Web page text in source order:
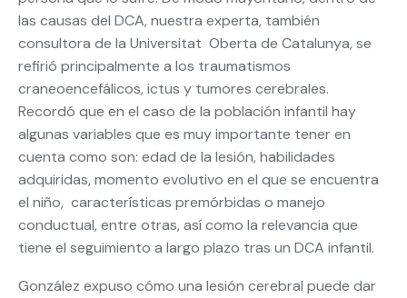
las causas del DCA, nuestra experta, también
consultora de la Universitat Oberta de Catalunya, se
refirió principalmente a los traumatismos
craneoencefálicos, ictus y tumores cerebrales.
Recordó que en el caso de la población infantil hay
algunas variables que es muy importante tener en
cuenta como son: edad de la lesión, habilidades
adquiridas, momento evolutivo en el que se encuentra
el niño, características premórbidas o manejo
conductual, entre otras, así como la relevancia que
tiene el seguimiento a largo plazo tras un DCA infantil.
González expuso cómo una lesión cerebral puede dar